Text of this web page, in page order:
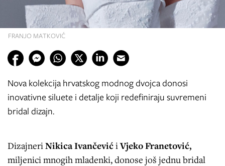
FRANJO MATKOVIĆ
Nova kolekcija hrvatskog modnog dvojca donosi
inovativne siluete i detalje koji redefiniraju suvremeni
bridal dizajn.
DizajneriNikica IvančevićiVjeko Franetović,
miljenici mnogih mladenki, donose još jednu bridal